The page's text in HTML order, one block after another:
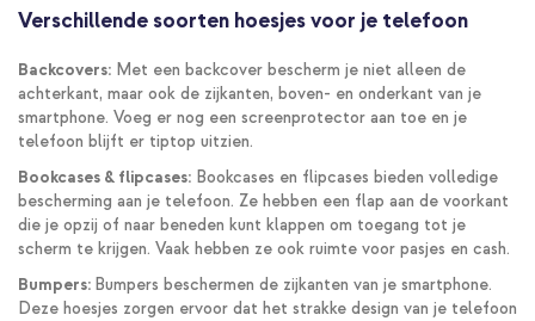
Verschillende soorten hoesjes voor je telefoon
Backcovers: Met een backcover bescherm je niet alleen de
achterkant, maar ook de zijkanten, boven- en onderkant van je
smartphone. Voeg er nog een screenprotector aan toe en je
telefoon blijft er tiptop uitzien.
Bookcases & flipcases: Bookcases en flipcases bieden volledige
bescherming aan je telefoon. Ze hebben een flap aan de voorkant
die je opzij of naar beneden kunt klappen om toegang tot je
scherm te krijgen. Vaak hebben ze ook ruimte voor pasjes en cash.
Bumpers: Bumpers beschermen de zijkanten van je smartphone.
Deze hoesjes zorgen ervoor dat het strakke design van je telefoon